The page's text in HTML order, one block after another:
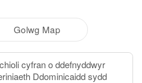
Golwg Map
cyfran o ddefnyddwyr
Ddominicaidd sydd